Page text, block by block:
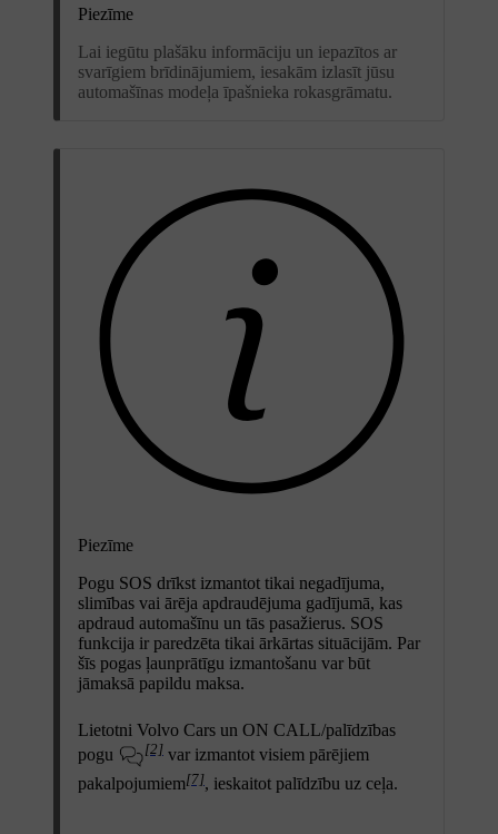
Piezīme
Lai iegūtu plašāku informāciju un iepazītos ar
svarīgiem brīdinājumiem, iesakām izlasīt jūsu
automašīnas modeļa īpašnieka rokasgrāmatu.
Piezīme
Pogu SOS drīkst izmantot tikai negadījuma,
slimības vai ārēja apdraudējuma gadījumā, kas
apdraud automašīnu un tās pasažierus. SOS
funkcija ir paredzēta tikai ārkārtas situācijām. Par
šīs pogas ļaunprātīgu izmantošanu var būt
jāmaksā papildu maksa.
Lietotni Volvo Cars un ON CALL/palīdzības
pogu
[2] var izmantot visiem pārējiem
pakalpojumiem[7], ieskaitot palīdzību uz ceļa.